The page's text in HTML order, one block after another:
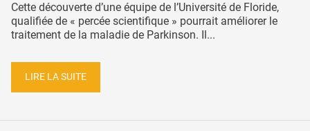
Cette découverte d’une équipe de l’Université de Floride,
qualifiée de « percée scientifique » pourrait améliorer le
traitement de la maladie de Parkinson. Il...
LIRE LA SUITE